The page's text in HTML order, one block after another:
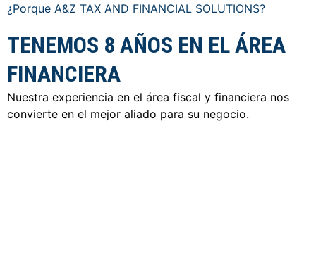
¿Porque A&Z TAX AND FINANCIAL SOLUTIONS?
TENEMOS 8 AÑOS EN EL ÁREA
FINANCIERA
Nuestra experiencia en el área fiscal y financiera nos
convierte en el mejor aliado para su negocio.